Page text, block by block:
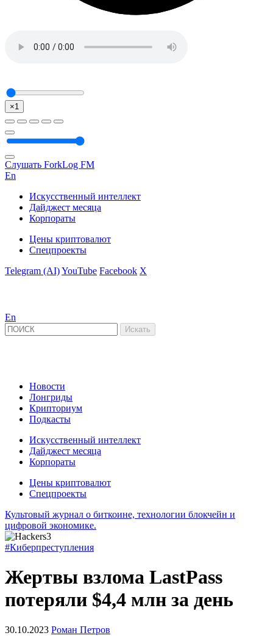
×1
Слушать ForkLog FM
En
Искусственный интеллект
Дайджест месяца
Корпораты
Цены криптовалют
Спецпроекты
Telegram (AI)YouTube Facebook X
En
Новости
Лонгриды
Крипториум
Подкасты
Искусственный интеллект
Дайджест месяца
Корпораты
Цены криптовалют
Спецпроекты
Культовый журнал о биткоине, технологии блокчейн и
цифровой экономике.
#Киберпреступления
Жертвы взлома LastPass
потеряли $4,4 млн за день
30.10.2023 Роман Петров